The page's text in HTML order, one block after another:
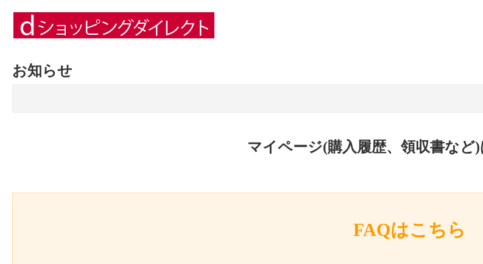
お知らせ
マイページ(購入履歴、領収書など)
FAQはこちら